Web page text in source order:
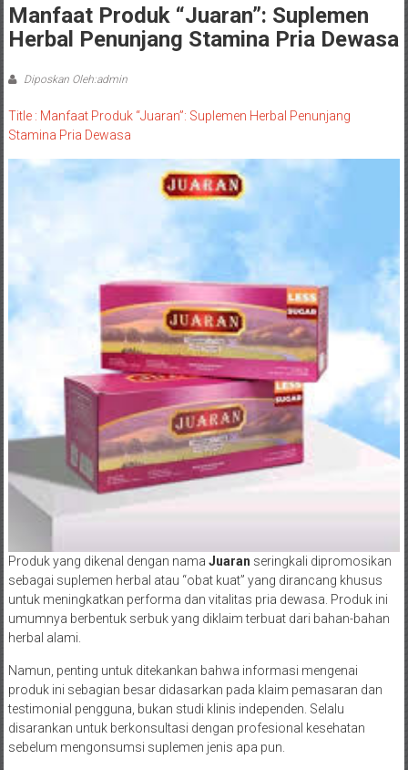
Manfaat Produk “Juaran”: Suplemen
Herbal Penunjang Stamina Pria Dewasa
Diposkan Oleh:admin
Title : Manfaat Produk “Juaran”: Suplemen Herbal Penunjang
Stamina Pria Dewasa
Produk yang dikenal dengan nama Juaran seringkali dipromosikan
sebagai suplemen herbal atau “obat kuat” yang dirancang khusus
untuk meningkatkan performa dan vitalitas pria dewasa. Produk ini
umumnya berbentuk serbuk yang diklaim terbuat dari bahan-bahan
herbal alami.
Namun, penting untuk ditekankan bahwa informasi mengenai
produk ini sebagian besar didasarkan pada klaim pemasaran dan
testimonial pengguna, bukan studi klinis independen. Selalu
disarankan untuk berkonsultasi dengan profesional kesehatan
sebelum mengonsumsi suplemen jenis apa pun.